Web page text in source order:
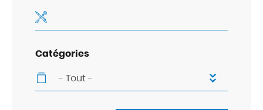
Catégories
- Tout -